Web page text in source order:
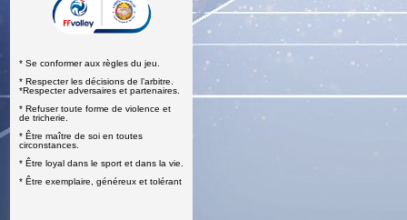
* Se conformer aux règles du jeu.
* Respecter les décisions de l’arbitre.
*Respecter adversaires et partenaires.
* Refuser toute forme de violence et
de tricherie.
* Être maître de soi en toutes
circonstances.
* Être loyal dans le sport et dans la vie.
* Être exemplaire, généreux et tolérant